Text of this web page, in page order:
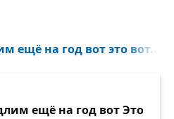
ещё на год вот это вот...
ещё на год вот Это